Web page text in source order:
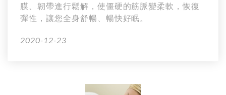
膜、韌帶進行鬆解，使僵硬的筋脈變柔軟，恢復
彈性，讓您全身舒暢、暢快好眠。
2020-12-23